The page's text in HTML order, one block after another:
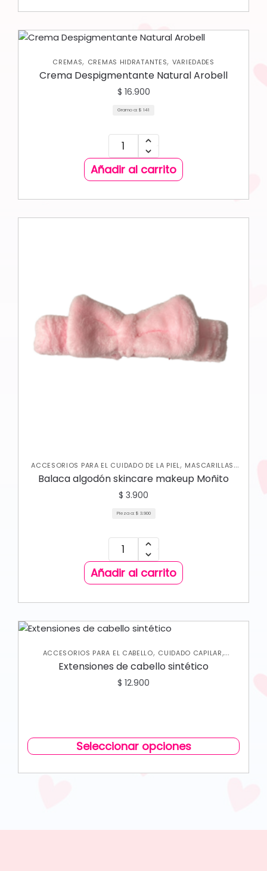
CREMAS, CREMAS HIDRATANTES, VARIEDADES
Crema Despigmentante Natural Arobell
$ 16.900
Gramo a: $ 141
Añadir al carrito
ACCESORIOS PARA EL CUIDADO DE LA PIEL, MASCARILLAS,
SKIN CARE FACIAL VARIEDADES
Balaca algodón skincare makeup Moñito
$ 3.900
Pieza a: $ 3.900
Añadir al carrito
ACCESORIOS PARA EL CABELLO, CUIDADO CAPILAR,
VARIEDADES
Extensiones de cabello sintético
$ 12.900
Seleccionar opciones